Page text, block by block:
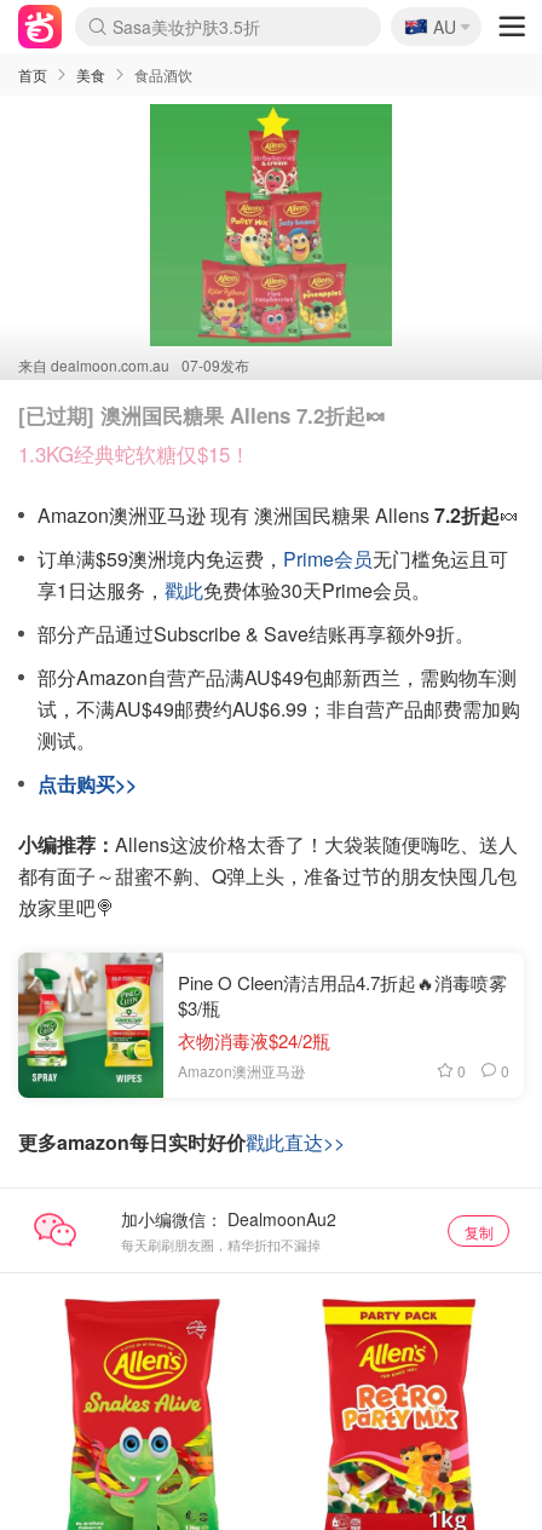
lululemon折扣上新
Sasa美妆护肤3.5折
SSENSE年中3折
FreshBeauty好价汇总
Cettire降价+叠9折
WWS Coles超市实拍
viagogo二手票捡漏
Myer超级周末1折
The Outnet奢牌1折起
David Jones 3折起
Flannels大牌1折
Perfumes Club护肤1折
AMIRO返校季6.2折
Amazon折扣汇总
eToro入金$200送$50
Amazon数码好物
ICONIC本周7.5折
ThedoubleF高奢地板价
Moose Knuckles 6折
丝芙兰5折起
EUFY官网3.7折起
Selenichast首饰2折
Trip机票酒店促销
YSL送5件彩妆礼
Amazon家居好物
Amazon美妆护肤
雅漾大喷$8
过敏原检测盒$33
伊索独家赠50ml沐浴露
科颜氏清仓3折
SEALIFE海洋馆门票6折
丝塔芙大白罐$16
订阅Newsletter送香薰
Cult Beauty 6.8折
Harrods圣诞日历2.3折
LN-CC奢牌私促3折
d'Alba空姐喷雾$16
EVE LOM套装逆天2折
Bernardelli独家4折
Adore Beauty 6折起
CT圣诞日历
Mytheresa奢品2.7折
Luxury Escapes 9折
Currentbody美容仪9折
MOON Garden Live
Roborock扫地机3.7折
Tingo Life水杯$24
Valentino官网5折
CR洗发护发6.3折
修丽可套装7.4折
Myer彩妆2件7折
GANNI官网4.5折
Stylevana韩妆4折
Tessabit高奢8.5折
OGX洗护4折
Amazon阿德莱德次日达
卡诗8.5折+赠礼
Philips Hue灯具8折
🇦🇺
AU
首页 美食 食品酒饮
来自 dealmoon.com.au 07-09发布
[已过期] 澳洲国民糖果 Allens 7.2折起🍬
1.3KG经典蛇软糖仅$15！
Amazon澳洲亚马逊 现有 澳洲国民糖果 Allens7.2折起🍬
订单满$59澳洲境内免运费， Prime会员无门槛免运且可
享1日达服务， 戳此免费体验30天Prime会员。
部分产品通过Subscribe & Save结账再享额外9折。
部分Amazon自营产品满AU$49包邮新西兰，需购物车测
试，不满AU$49邮费约AU$6.99；非自营产品邮费需加购
测试。
点击购买>>
小编推荐： Allens这波价格太香了！大袋装随便嗨吃、送人
都有面子～甜蜜不齁、Q弹上头，准备过节的朋友快囤几包
放家里吧🍭
Pine O Cleen清洁用品4.7折起🔥消毒喷雾
$3/瓶
衣物消毒液$24/2瓶
Amazon澳洲亚马逊 0 0
更多amazon每日实时好价戳此直达>>
加小编微信：
每天刷刷朋友圈，精华折扣不漏掉
复制